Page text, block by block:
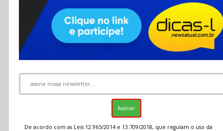
RSS
De acordo com as Leis 12.965/2014 e 13.709/2018, que regulam o uso da